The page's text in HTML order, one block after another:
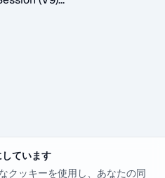
ています
クッキーを使用し、あなたの同